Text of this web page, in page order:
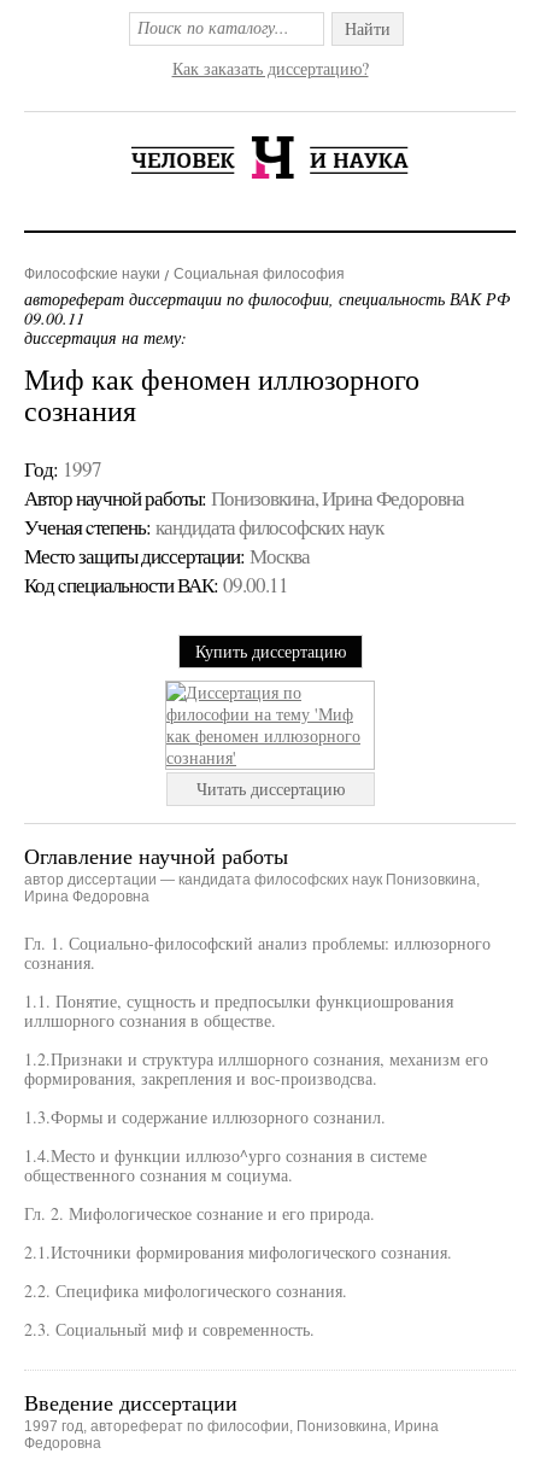
Найти
Как заказать диссертацию?
Философские науки Социальная философия
автореферат диссертации по философии, специальность ВАК РФ
09.00.11
диссертация на тему:
Миф как феномен иллюзорного
сознания
Год: 1997
Автор научной работы: Понизовкина, Ирина Федоровна
Ученая cтепень: кандидата философских наук
Место защиты диссертации: Москва
Код cпециальности ВАК: 09.00.11
Купить диссертацию
Читать диссертацию
Оглавление научной работы
автор диссертации — кандидата философских наук Понизовкина,
Ирина Федоровна
Гл. 1. Социально-философский анализ проблемы: иллюзорного
сознания.
1.1. Понятие, сущность и предпосылки функциошрования
иллшорного сознания в обществе.
1.2.Признаки и структура иллшорного сознания, механизм его
формирования, закрепления и вос-производсва.
1.3.Формы и содержание иллюзорного сознанил.
1.4.Место и функции иллюзо^урго сознания в системе
общественного сознания м социума.
Гл. 2. Мифологическое сознание и его природа.
2.1.Источники формирования мифологического сознания.
2.2. Специфика мифологического сознания.
2.3. Социальный миф и современность.
Введение диссертации
1997 год, автореферат по философии, Понизовкина, Ирина
Федоровна